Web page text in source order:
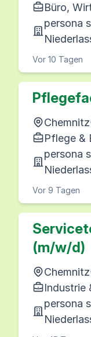
Büro,
persona
Vor 10 Tagen
Chemnitz
Pflege &
persona
Vor 9 Tagen
(m/w/d)
Chemnitz
Industrie
persona